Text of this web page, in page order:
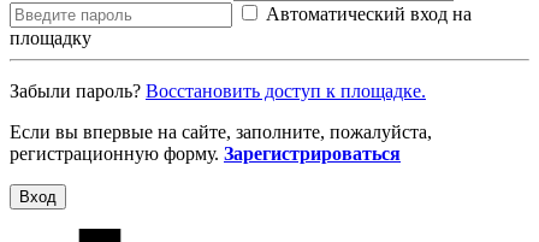
Автоматический вход на
площадку
Забыли пароль? Восcтановить доступ к площадке.
Если вы впервые на сайте, заполните, пожалуйста,
регистрационную форму. Зарегистрироваться
Вход